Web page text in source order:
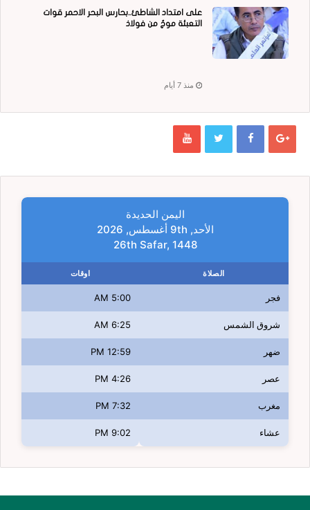
على امتداد الشاطئ..بحارس البحر الاحمر قوات
التعبئة موجٌ من فولاذ
منذ 7 أيام
اليمن الحديدة
الأحد, 9th أغسطس, 2026
26th Safar, 1448
الصلاة اوقات
فجر 5:00 AM
شروق الشمس 6:25 AM
ضهر 12:59 PM
عصر 4:26 PM
مغرب 7:32 PM
عشاء 9:02 PM